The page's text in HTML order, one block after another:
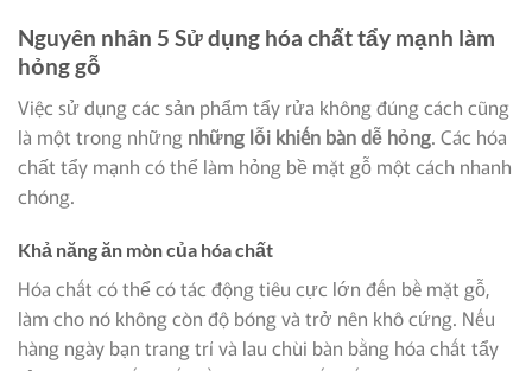
Nguyên nhân 5 Sử dụng hóa chất tẩy mạnh làm
hỏng gỗ
Việc sử dụng các sản phẩm tẩy rửa không đúng cách cũng
là một trong những những lỗi khiến bàn dễ hỏng. Các hóa
chất tẩy mạnh có thể làm hỏng bề mặt gỗ một cách nhanh
chóng.
Khả năng ăn mòn của hóa chất
Hóa chất có thể có tác động tiêu cực lớn đến bề mặt gỗ,
làm cho nó không còn độ bóng và trở nên khô cứng. Nếu
hàng ngày bạn trang trí và lau chùi bàn bằng hóa chất tẩy